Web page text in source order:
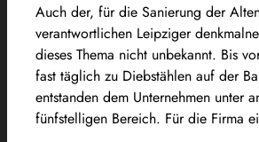
Auch der, für die Sanierung der
verantwortlichen Leipziger
dieses Thema nicht unbekannt. Bis
fast täglich zu Diebstählen auf der
entstanden dem Unternehmen unter
fünfstelligen Bereich. Für die Firma